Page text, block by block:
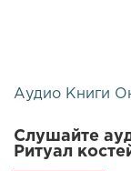
Аудио Книги
Слушайте
Ритуал